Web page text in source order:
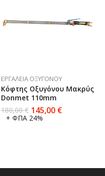
ΕΡΓΑΛΕΊΑ ΟΞΥΓΌΝΟΥ
Κόφτης Οξυγόνου Μακρύς
Donmet 110mm
180,00€ 145,00 €
+ ΦΠΑ 24%